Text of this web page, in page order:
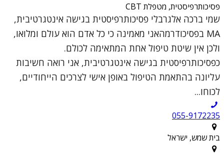
פסיכותרפיסטית, מטפלת CBT
שמי ברכה אלגרבלי פסיכותרפיסטית בגישה אינטגרטיבית,
MA בפסיכודרמהאני מאמינה כי כל אדם הוא עולם ומלואו,
ולכן אין שיטת טיפול אחת המתאימה לכולם.
כפסיכותרפיסטית בגישה אינטגרטיבית, אני רואה חשיבות
עליונה בהתאמת הטיפול באופן אישי לצרכים הייחודיים,
לכוחו...
055-9172235
בית שמש, ישראל